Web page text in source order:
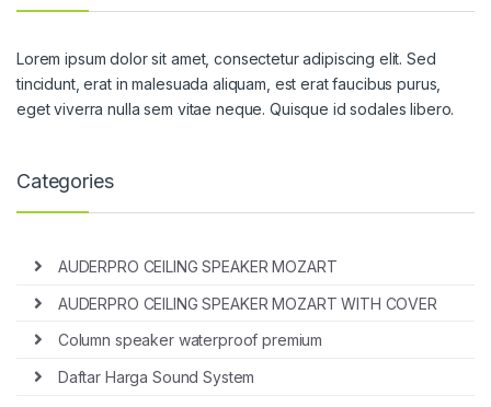
Lorem ipsum dolor sit amet, consectetur adipiscing elit. Sed
tincidunt, erat in malesuada aliquam, est erat faucibus purus,
eget viverra nulla sem vitae neque. Quisque id sodales libero.
Categories
AUDERPRO CEILING SPEAKER MOZART
AUDERPRO CEILING SPEAKER MOZART WITH COVER
Column speaker waterproof premium
Daftar Harga Sound System